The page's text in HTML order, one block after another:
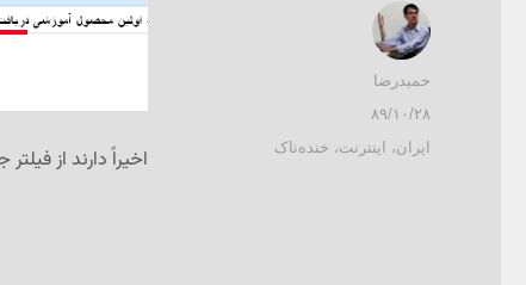
اخیراً دارند از
نویسنده
حمیدرضا
ارسال
شده
۸۹/۱۰/۲۸
دسته‌ها
ایران، اینترنت، خنده‌ناک